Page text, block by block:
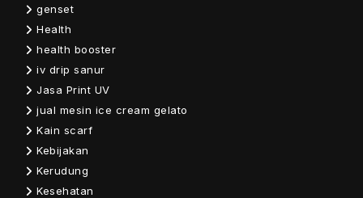
genset
Health
health booster
iv drip sanur
Jasa Print UV
jual mesin ice cream gelato
Kain scarf
Kebijakan
Kerudung
Kesehatan